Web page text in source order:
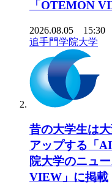
「OTEMON
2026.08.05 15:30
追手門学院大学
昔の大学生は
アップする「
院大学のニュ
VIEW」に掲載